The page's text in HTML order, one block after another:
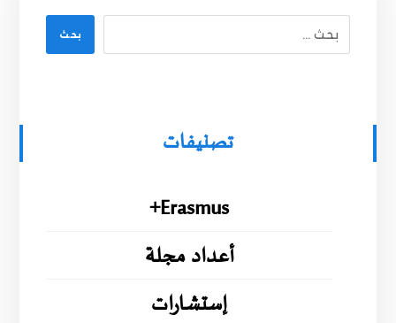
بحث
تصنيفات
Erasmus+
أعداد مجلة
إستشارات